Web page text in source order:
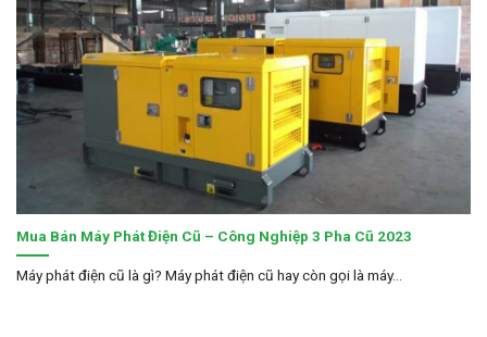
Mua Bán Máy Phát Điện Cũ – Công Nghiệp 3 Pha Cũ 2023
Máy phát điện cũ là gì? Máy phát điện cũ hay còn gọi là máy...